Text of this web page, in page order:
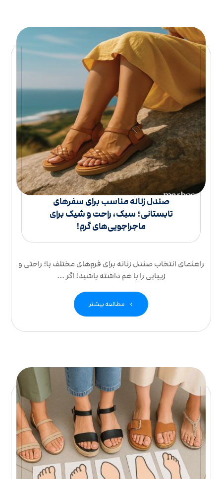
صندل زنانه مناسب برای سفرهای
تابستانی؛ سبک، راحت و شیک برای
ماجراجویی‌های گرم!
راهنمای انتخاب صندل زنانه برای فرم‌های مختلف پا؛ راحتی و
زیبایی را با هم داشته باشید! اگر ...
مطالعه بیشتر